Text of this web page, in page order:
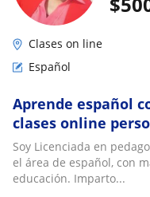
Clases on line
Español
Aprende español
clases online
Soy Licenciada en
el área de español, con
educación. Imparto...